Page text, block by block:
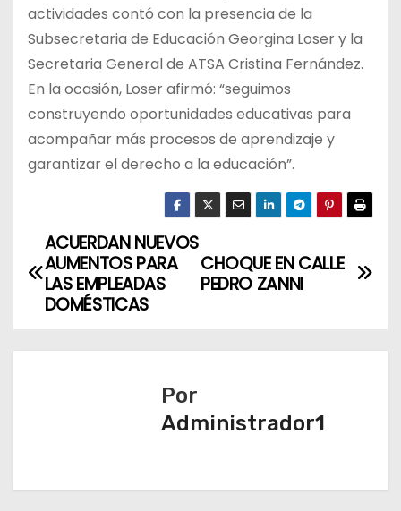
actividades contó con la presencia de la
Subsecretaria de Educación Georgina Loser y la
Secretaria General de ATSA Cristina Fernández.
En la ocasión, Loser afirmó: “seguimos
construyendo oportunidades educativas para
acompañar más procesos de aprendizaje y
garantizar el derecho a la educación”.
N
a
CHOQUE EN CALLE
PEDRO ZANNI
ACUERDAN NUEVOS
AUMENTOS PARA
LAS EMPLEADAS
DOMÉSTICAS
Por
Administrador1